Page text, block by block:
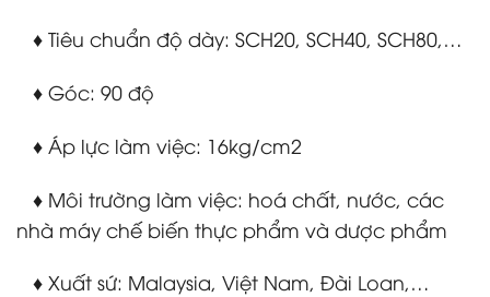
♦ Tiêu chuẩn độ dày: SCH20, SCH40, SCH80,…
♦ Góc: 90 độ
♦ Áp lực làm việc: 16kg/cm2
♦ Môi trường làm việc: hoá chất, nước, các
nhà máy chế biến thực phẩm và dược phẩm
♦ Xuất sứ: Malaysia, Việt Nam, Đài Loan,…